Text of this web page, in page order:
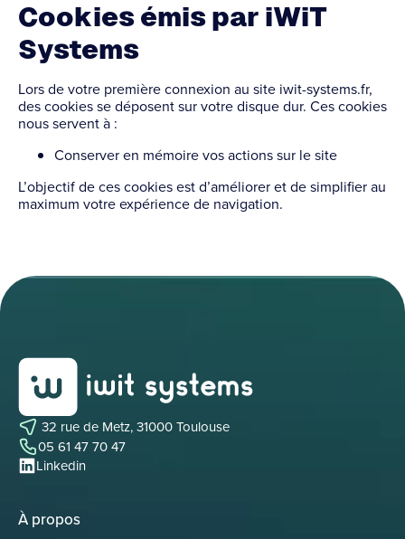
Cookies émis par iWiT
Systems
Lors de votre première connexion au site iwit-systems.fr,
des cookies se déposent sur votre disque dur. Ces cookies
nous servent à :
Conserver en mémoire vos actions sur le site
L’objectif de ces cookies est d’améliorer et de simplifier au
maximum votre expérience de navigation.
32 rue de Metz, 31000 Toulouse
05 61 47 70 47
Linkedin
À propos